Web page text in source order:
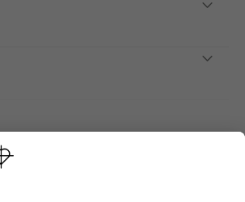
Internationellt